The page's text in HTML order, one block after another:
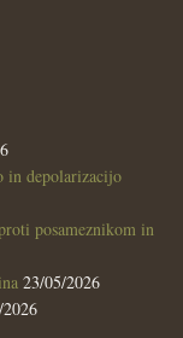
depolarizacijo
posameznikom in
23/05/2026